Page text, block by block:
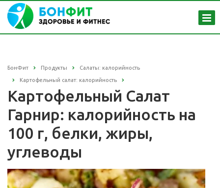
БонФит Продукты Салаты: калорийность
Картофельный салат: калорийность
Картофельный Салат
Гарнир: калорийность на
100 г, белки, жиры,
углеводы